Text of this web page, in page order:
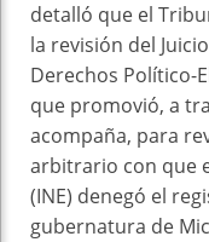
detalló que el
la revisión del
Derechos Político-
que promovió, a
acompaña, para
arbitrario con que
(INE) denegó el
gubernatura de